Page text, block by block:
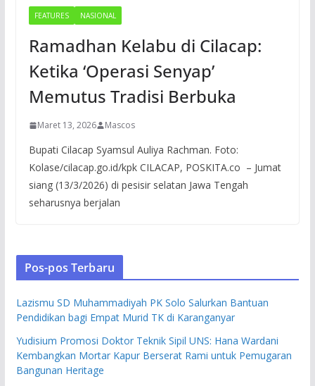
FEATURES NASIONAL
Ramadhan Kelabu di Cilacap:
Ketika ‘Operasi Senyap’
Memutus Tradisi Berbuka
Maret 13, 2026 Mascos
Bupati Cilacap Syamsul Auliya Rachman. Foto:
Kolase/cilacap.go.id/kpk CILACAP, POSKITA.co – Jumat
siang (13/3/2026) di pesisir selatan Jawa Tengah
seharusnya berjalan
Pos-pos Terbaru
Lazismu SD Muhammadiyah PK Solo Salurkan Bantuan
Pendidikan bagi Empat Murid TK di Karanganyar
Yudisium Promosi Doktor Teknik Sipil UNS: Hana Wardani
Kembangkan Mortar Kapur Berserat Rami untuk Pemugaran
Bangunan Heritage